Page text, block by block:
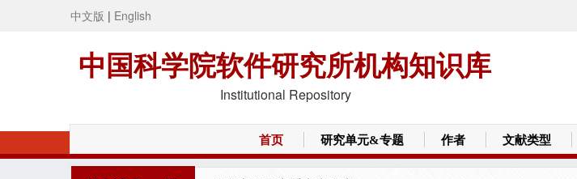
中文版 | English
中国科学院软件研究所机构知识库
Institutional Repository
首页 研究单元&专题 作者 文献类型